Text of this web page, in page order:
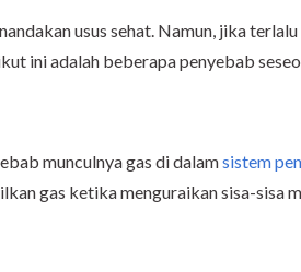
usus sehat. Namun, jika
ini adalah beberapa penyebab
munculnya gas di dalamsistem
gas ketika menguraikan sisa-sisa